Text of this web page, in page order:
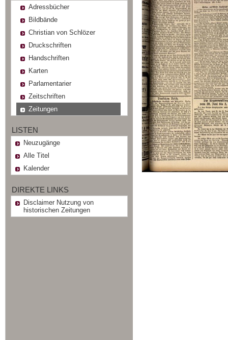
Adressbücher
Bildbände
Christian von Schlözer
Druckschriften
Handschriften
Karten
Parlamentarier
Zeitschriften
Zeitungen
LISTEN
Neuzugänge
Alle Titel
Kalender
DIREKTE LINKS
Disclaimer Nutzung von
historischen Zeitungen